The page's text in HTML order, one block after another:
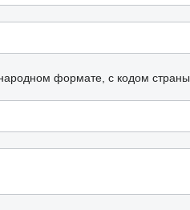
формате, с кодом страны.